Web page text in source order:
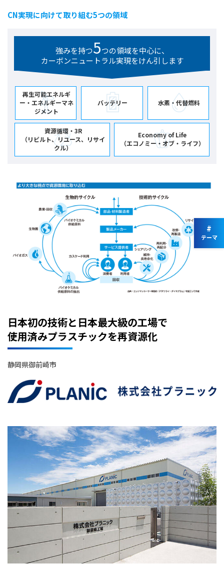
CN実現に向けて取り組む5つの領域
強みを持つ5つの領域を中心に、
カーボンニュートラル実現をけん引します
再生可能エネルギ
ー・ エネルギーマネ
ジメント
バッテリー 水素・代替燃料
資源循環・3R
（リビルト、リユース、リサイ
クル）
Economy of Life
（エコノミー・オブ・ライフ）
日本初の技術と日本最大級の工場で
使用済みプラスチックを再資源化
静岡県御前崎市
#
テーマ